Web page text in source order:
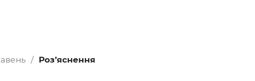
Роз’яснення